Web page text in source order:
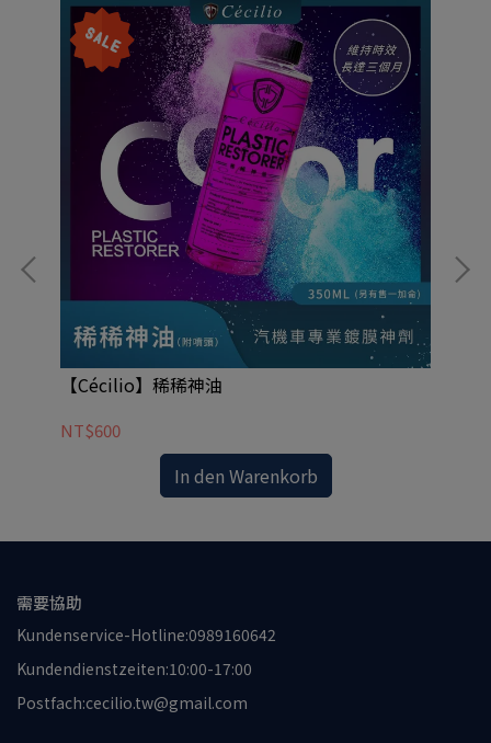
【Cécilio】稀稀神油
NT$600
In den Warenkorb
需要協助
Kundenservice-Hotline:0989160642
Kundendienstzeiten:10:00-17:00
Postfach:cecilio.tw@gmail.com